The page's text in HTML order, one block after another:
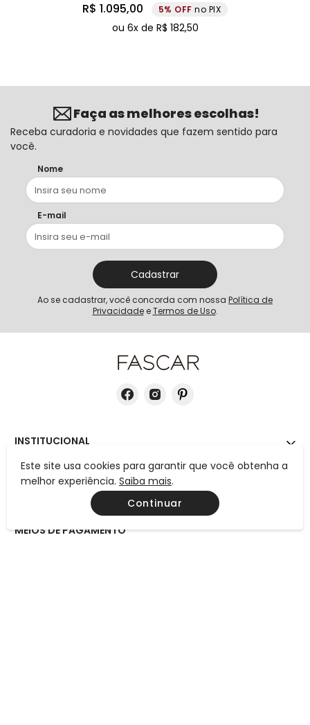
R$ 1.095,00 5% no PIX
ou 6x de R$ 182,50
Faça as melhores escolhas!
Receba curadoria e novidades que fazem sentido para
você.
Nome
E-mail
Cadastrar
Ao se cadastrar, você concorda com nossa Política de
Privacidadee Termos de Uso.
INSTITUCIONAL
AJUDA
MEIOS DE PAGAMENTO
Este site usa cookies para garantir que você obtenha a
melhor experiência. Saiba mais.
Continuar